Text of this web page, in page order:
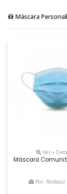
Máscara
Ver +
Máscara
Por: